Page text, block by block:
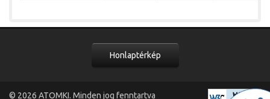
Honlaptérkép
© 2026 ATOMKI. Minden jog fenntartva